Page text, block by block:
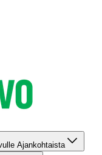
Ajankohtaista